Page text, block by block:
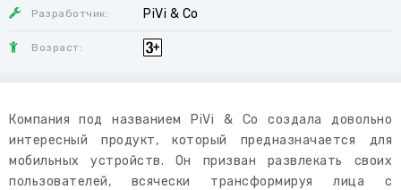
Разработчик: PiVi & Co
Возраст:
Компания под названием PiVi & Co создала довольно
интересный продукт, который предназначается для
мобильных устройств. Он призван развлекать своих
пользователей, всячески трансформируя лица с